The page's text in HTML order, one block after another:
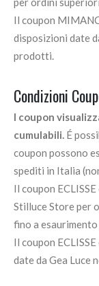
Il coupon
disposizioni date
prodotti.
Condizioni
I coupon
cumulabili. É
coupon possono
spediti in Italia
Il coupon
Stilluce Store per
fino a
Il coupon
date da Gea Luce